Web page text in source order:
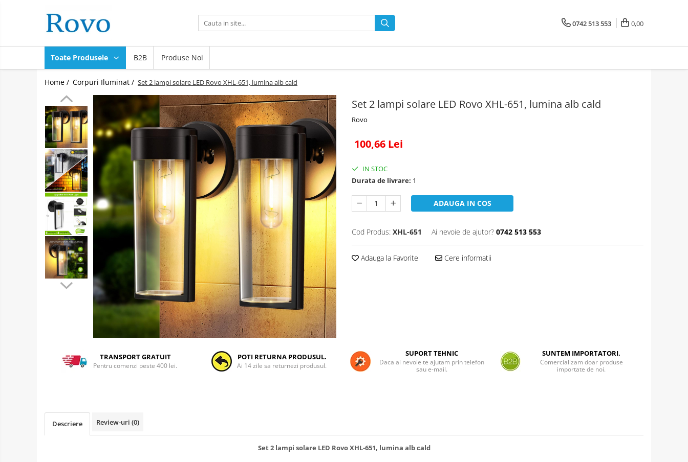
Toate Produsele
Corpuri de Iluminat
Intrerupatoare - Relee - Senzori
Prize - Prelungitoare - Sigurante
Ingrijire personala
Camere Video
Produse Smart
Statie de incarcare masini
Jucarii Copii
0742 513 553 0,00
Toate Produsele B2B Produse Noi
Home / Corpuri Iluminat / Set 2 lampi solare LED Rovo XHL-651, lumina alb cald
Set 2 lampi solare LED Rovo XHL-651, lumina alb cald
Rovo
100,66 Lei
IN STOC
Durata de livrare: 1
ADAUGA IN COS
Cod Produs: XHL-651 Ai nevoie de ajutor? 0742 513 553
Adauga la Favorite Cere informatii
TRANSPORT GRATUIT
Pentru comenzi peste 400 lei.
POTI RETURNA PRODUSUL.
Ai 14 zile sa returnezi produsul.
SUPORT TEHNIC
Daca ai nevoie te ajutam prin telefon
sau e-mail.
SUNTEM IMPORTATORI.
Comercializam doar produse
importate de noi.
Descriere Review-uri (0)
Set 2 lampi solare LED Rovo XHL-651, lumina alb cald